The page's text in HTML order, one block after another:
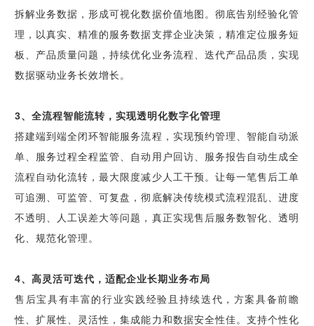
拆解业务数据，形成可视化数据价值地图。彻底告别经验化管
理，以真实、精准的服务数据支撑企业决策，精准定位服务短
板、产品质量问题，持续优化业务流程、迭代产品品质，实现
数据驱动业务长效增长。
3、全流程智能流转，实现透明化数字化管理
搭建端到端全闭环智能服务流程，实现预约管理、智能自动派
单、服务过程全程监管、自动用户回访、服务报告自动生成全
流程自动化流转，最大限度减少人工干预。让每一笔售后工单
可追溯、可监管、可复盘，彻底解决传统模式流程混乱、进度
不透明、人工误差大等问题，真正实现售后服务数智化、透明
化、规范化管理。
4、高灵活可迭代，适配企业长期业务布局
售后宝具有丰富的行业实践经验且持续迭代，方案具备前瞻
性、扩展性、灵活性，集成能力和数据安全性佳。支持个性化